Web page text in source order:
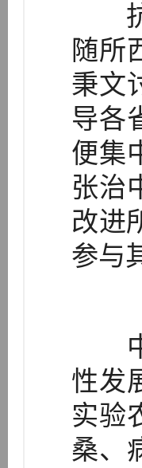
抗
随所
秉文
导各
便集
张治
改进
参与
中
性发
实验
桑、